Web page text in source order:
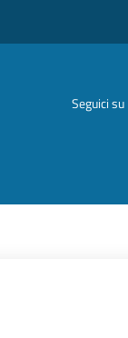
Seguici su